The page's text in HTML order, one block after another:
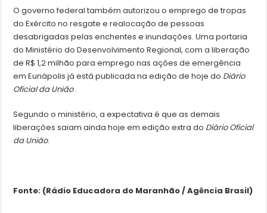
O governo federal também autorizou o emprego de tropas
do Exército no resgate e realocação de pessoas
desabrigadas pelas enchentes e inundações. Uma portaria
do Ministério do Desenvolvimento Regional, com a liberação
de R$ 1,2 milhão para emprego nas ações de emergência
em Eunápolis já está publicada na edição de hoje do Diário
Oficial da União.
Segundo o ministério, a expectativa é que as demais
liberações saiam ainda hoje em edição extra do Diário Oficial
da União.
Fonte: (Rádio Educadora do Maranhão / Agência Brasil)